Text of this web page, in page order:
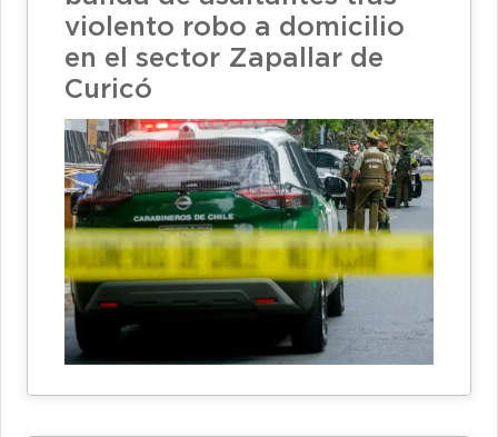
violento robo a domicilio
en el sector Zapallar de
Curicó